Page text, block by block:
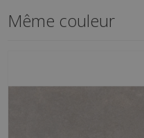
Même couleur